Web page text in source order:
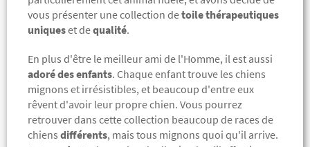
vous présenter une collection detoile thérapeutiques
uniqueset dequalité.
En plus d'être le meilleur ami de l'Homme, il est aussi
adoré des enfants. Chaque enfant trouve les chiens
mignons et irrésistibles, et beaucoup d'entre eux
rêvent d'avoir leur propre chien. Vous pourrez
retrouver dans cette collection beaucoup de races de
chiens différents, mais tous mignons quoi qu'il arrive.